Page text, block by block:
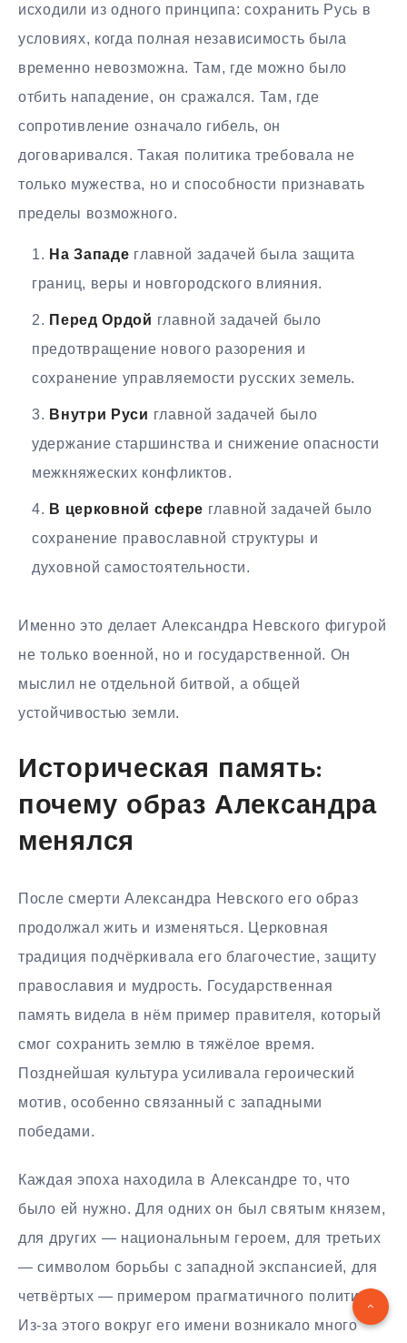
исходили из одного принципа: сохранить Русь в
условиях, когда полная независимость была
временно невозможна. Там, где можно было
отбить нападение, он сражался. Там, где
сопротивление означало гибель, он
договаривался. Такая политика требовала не
только мужества, но и способности признавать
пределы возможного.
На Западе главной задачей была защита
границ, веры и новгородского влияния.
Перед Ордой главной задачей было
предотвращение нового разорения и
сохранение управляемости русских земель.
Внутри Руси главной задачей было
удержание старшинства и снижение опасности
межкняжеских конфликтов.
В церковной сфере главной задачей было
сохранение православной структуры и
духовной самостоятельности.
Именно это делает Александра Невского фигурой
не только военной, но и государственной. Он
мыслил не отдельной битвой, а общей
устойчивостью земли.
Историческая память:
почему образ Александра
менялся
После смерти Александра Невского его образ
продолжал жить и изменяться. Церковная
традиция подчёркивала его благочестие, защиту
православия и мудрость. Государственная
память видела в нём пример правителя, который
смог сохранить землю в тяжёлое время.
Позднейшая культура усиливала героический
мотив, особенно связанный с западными
победами.
Каждая эпоха находила в Александре то, что
было ей нужно. Для одних он был святым князем,
для других — национальным героем, для третьих
— символом борьбы с западной экспансией, для
четвёртых — примером прагматичного политика.
Из-за этого вокруг его имени возникало много